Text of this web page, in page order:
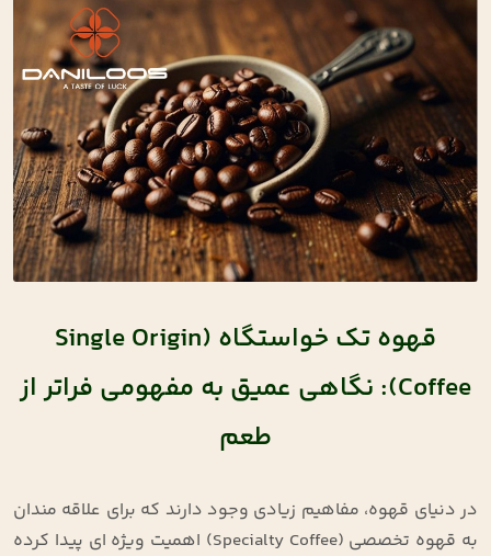
قهوه تک ‌خواستگاه (Single Origin
Coffee): نگاهی عمیق به مفهومی فراتر از
طعم
در دنیای قهوه، مفاهیم زیادی وجود دارند که برای علاقه ‌مندان
به قهوه تخصصی (Specialty Coffee)
اهمیت ویژه ‌ای پیدا کرده